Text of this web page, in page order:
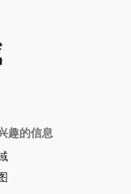
趣的信息